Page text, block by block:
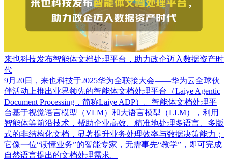
来也科技发布智能体文档处理平台，助力政企迈入数据资产时
代
9月20日，来也科技于2025华为全联接大会——华为云全球伙
伴活动上推出业界领先的智能体文档处理平台（Laiye Agentic
Document Processing，简称Laiye ADP）。智能体文档处理平
台基于视觉语言模型（VLM）和大语言模型（LLM），利用
智能体等前沿技术，帮助企业高效、精准地处理多语言、多版
式的非结构化文档，显著提升业务处理效率与数据决策能力；
它像一位“读懂业务”的智能专家，无需事先“教学”，即可完成
自然语言提出的文档处理需求。